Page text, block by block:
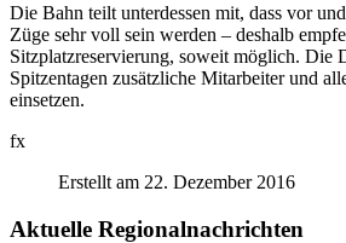
Die Bahn teilt unterdessen mit, dass vor
Züge sehr voll sein werden – deshalb
Sitzplatzreservierung, soweit möglich. Die
Spitzentagen zusätzliche Mitarbeiter und
einsetzen.
fx
Erstellt am 22. Dezember 2016
Aktuelle Regionalnachrichten